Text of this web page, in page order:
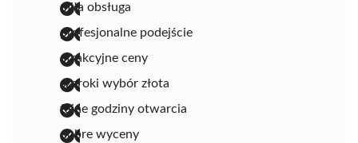
miła obsługa
profesjonalne podejście
atrakcyjne ceny
szeroki wybór złota
fajne godziny otwarcia
dobre wyceny